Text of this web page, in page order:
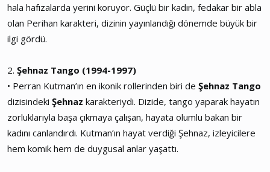
hala hafızalarda yerini koruyor. Güçlü bir kadın, fedakar bir abla
olan Perihan karakteri, dizinin yayınlandığı dönemde büyük bir
ilgi gördü.
2. Şehnaz Tango (1994-1997)
• Perran Kutman’ın en ikonik rollerinden biri de Şehnaz Tango
dizisindeki Şehnaz karakteriydi. Dizide, tango yaparak hayatın
zorluklarıyla başa çıkmaya çalışan, hayata olumlu bakan bir
kadını canlandırdı. Kutman’ın hayat verdiği Şehnaz, izleyicilere
hem komik hem de duygusal anlar yaşattı.